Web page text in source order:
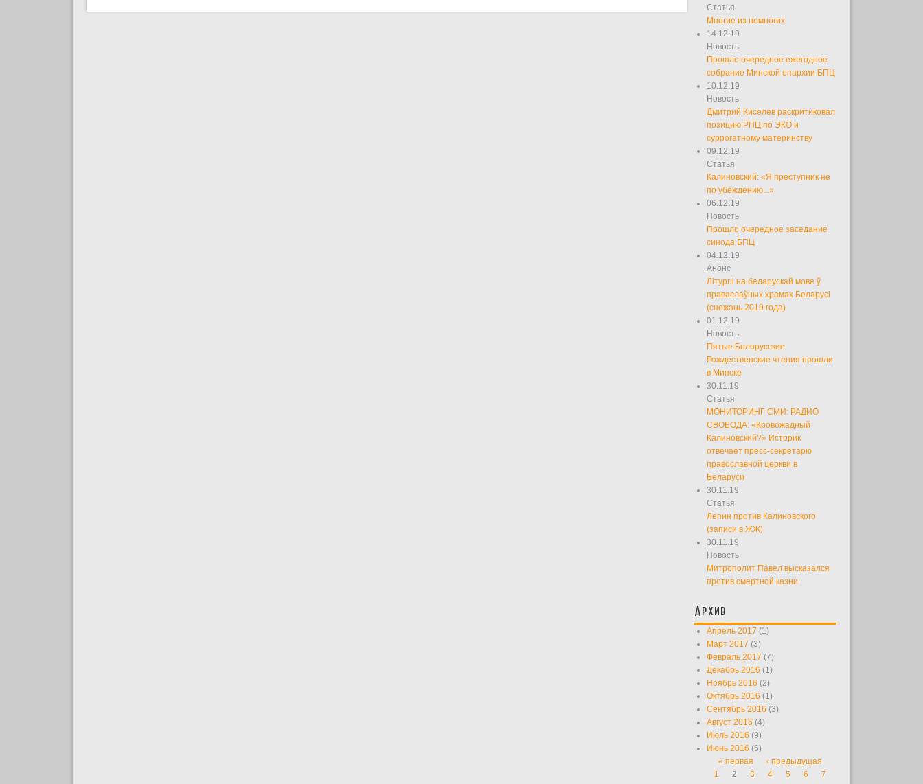
Статья
Многие из немногих
14.12.19
Новость
Прошло очередное ежегодное
собрание Минской епархии БПЦ
10.12.19
Новость
Дмитрий Киселев раскритиковал
позицию РПЦ по ЭКО и
суррогатному материнству
09.12.19
Статья
Калиновский: «Я преступник не
по убеждению...»
06.12.19
Новость
Прошло очередное заседание
синода БПЦ
04.12.19
Анонс
Літургіі на беларускай мове ў
праваслаўных храмах Беларусі
(снежань 2019 года)
01.12.19
Новость
Пятые Белорусские
Рождественские чтения прошли
в Минске
30.11.19
Статья
МОНИТОРИНГ СМИ: РАДИО
СВОБОДА: «Кровожадный
Калиновский?» Историк
отвечает пресс-секретарю
православной церкви в
Беларуси
30.11.19
Статья
Лепин против Калиновского
(записи в ЖЖ)
30.11.19
Новость
Митрополит Павел высказался
против смертной казни
Архив
Апрель 2017 (1)
Март 2017 (3)
Февраль 2017 (7)
Декабрь 2016 (1)
Ноябрь 2016 (2)
Октябрь 2016 (1)
Сентябрь 2016 (3)
Август 2016 (4)
Июль 2016 (9)
Июнь 2016 (6)
Страницы
« первая
‹ предыдущая
1
2 3 4 5 6
7